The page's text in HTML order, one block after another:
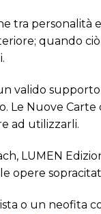
tra
quando ciò
un valido
Le Nuove
ad utilizzarli.
LUMEN
opere
o un neofita